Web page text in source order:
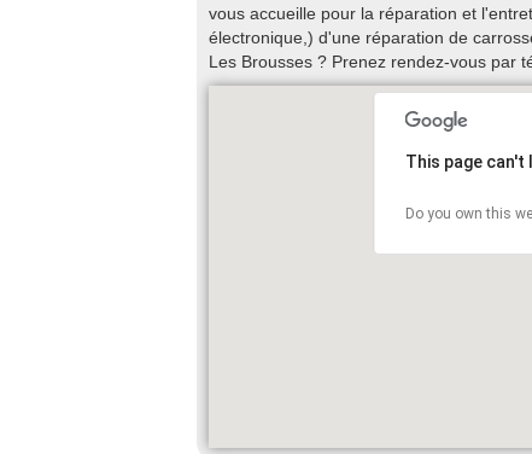
vous accueille pour la réparation et
électronique,) d'une réparation de
Les Brousses ? Prenez rendez-vous par
This page
Do you own this